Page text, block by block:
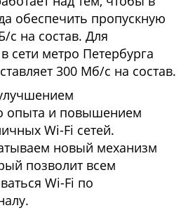
обеспечить пропускную
с на состав. Для
сети метро Петербурга
300 Мб/с на состав.
опыта и повышением
Wi-Fi сетей.
новый механизм
позволит всем
Wi-Fi по